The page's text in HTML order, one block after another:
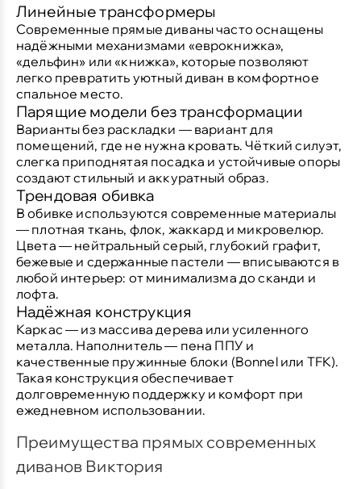
Линейные трансформеры
Современные прямые диваны часто оснащены
надёжными механизмами «еврокнижка»,
«дельфин» или «книжка», которые позволяют
легко превратить уютный диван в комфортное
спальное место.
Парящие модели без трансформации
Варианты без раскладки — вариант для
помещений, где не нужна кровать. Чёткий силуэт,
слегка приподнятая посадка и устойчивые опоры
создают стильный и аккуратный образ.
Трендовая обивка
В обивке используются современные материалы
— плотная ткань, флок, жаккард и микровелюр.
Цвета — нейтральный серый, глубокий графит,
бежевые и сдержанные пастели — вписываются в
любой интерьер: от минимализма до сканди и
лофта.
Надёжная конструкция
Каркас — из массива дерева или усиленного
металла. Наполнитель — пена ППУ и
качественные пружинные блоки (Bonnel или TFK).
Такая конструкция обеспечивает
долговременную поддержку и комфорт при
ежедневном использовании.
Преимущества прямых современных
диванов Виктория